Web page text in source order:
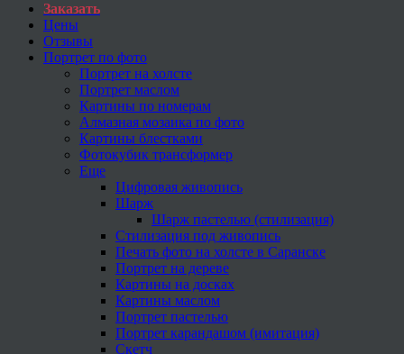
Заказать
Цены
Отзывы
Портрет по фото
Портрет на холсте
Портрет маслом
Картины по номерам
Алмазная мозаика по фото
Картины блестками
Фотокубик трансформер
Еще
Цифровая живопись
Шарж
Шарж пастелью (стилизация)
Стилизация под живопись
Печать фото на холсте в Саранске
Портрет на дереве
Картины на досках
Картины маслом
Портрет пастелью
Портрет карандашом (имитация)
Скетч